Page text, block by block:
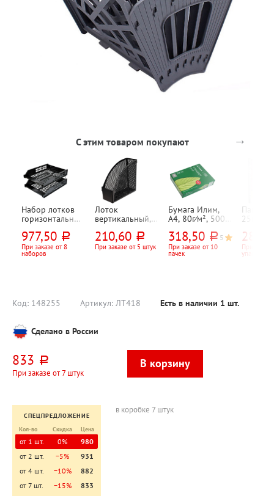
С этим товаром покупают →
Набор лотков
горизонтальный
"Прочный
(Strong)", 2 отд.,
335мм*255мм*1
непрозрачный
977,50 руб.
При заказе от 8
наборов
Лоток
вертикальный,
"Простота
(Simple)", 100мм,
210,60 руб.
При заказе от 5 штук
Бумага Илим,
А4, 80г⁄м², 500л,
146%
318,50 руб.
При заказе от 10
пачек
5 5
Папка-
25мкм,
При
упаковок
Код: 148255 Артикул: ЛТ418 Есть в наличии 1 шт.
Сделано в России
833 руб.
При заказе от 7 штук
СПЕЦПРЕДЛОЖЕНИЕ
Кол-во
Скидка Цена
от 1 шт. 0%
980
от 2 шт.
−5%
931
от 4 шт.
−10%
882
от 7 шт.
−15% 833
в коробке 7 штук